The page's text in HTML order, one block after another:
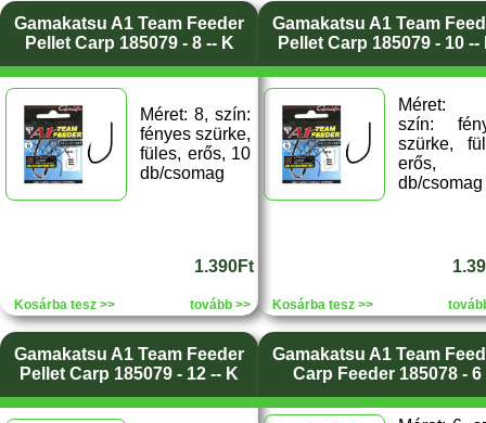
Gamakatsu A1 Team Feeder
Pellet Carp 185079 - 8 -- K
Méret: 8, szín:
fényes szürke,
füles, erős, 10
db/csomag
1.390Ft
Kosárba tesz >> tovább >>
Gamakatsu A1 Team
Pellet Carp 185079 - 10 --
Méret:
szín:
szürke,
erős,
db/csomag
Kosárba tesz >>
Gamakatsu A1 Team Feeder
Pellet Carp 185079 - 12 -- K
Gamakatsu A1 Team
Carp Feeder 185078 - 6